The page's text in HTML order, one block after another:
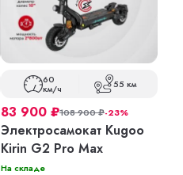
60
км/ч 55 км
83 900 ₽108 900₽-23%
Электросамокат Kugoo
Kirin G2 Pro Max
На складе